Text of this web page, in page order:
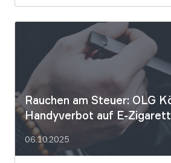
die alles entscheidende Frage:
eigentlich […]
Rauchen am Steuer: OLG
Handyverbot auf E-
06.10.2025